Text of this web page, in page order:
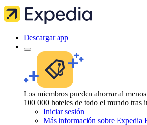
Descargar app
Los miembros pueden ahorrar al
100 000 hoteles de todo el mundo tras
Iniciar sesión
Más información sobre Expedia